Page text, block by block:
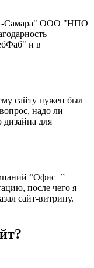
ООО "НПО
и в
сайту нужен был
надо ли
дизайна для
“Офис+”
после чего я
сайт-витрину.